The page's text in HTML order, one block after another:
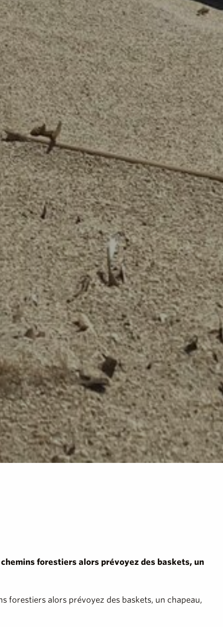
forestiers alors prévoyez des baskets, un
forestiers alors prévoyez des baskets, un chapeau,